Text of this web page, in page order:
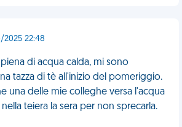
22:48
di acqua calda, mi sono
tazza di tè all'inizio del pomeriggio.
una delle mie colleghe versa l'acqua
teiera la sera per non sprecarla.